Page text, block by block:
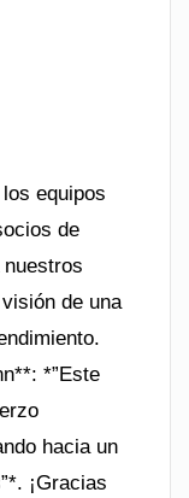
equipos
de
de una
*”Este
hacia un
¡Gracias